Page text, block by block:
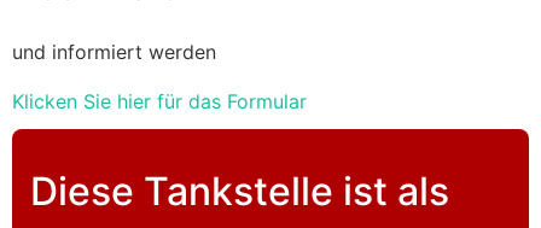
und informiert werden
Klicken Sie hier für das Formular
Diese Tankstelle ist als